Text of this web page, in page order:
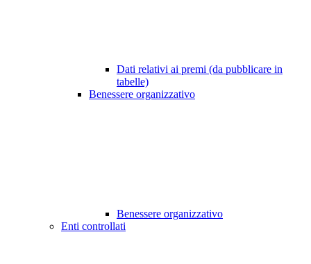
Dati relativi ai premi (da pubblicare in
tabelle)
Benessere organizzativo
Benessere organizzativo
Enti controllati